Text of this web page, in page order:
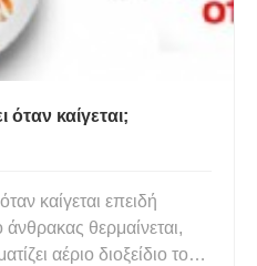
όταν καίγεται;
καίγεται επειδή
θερμαίνεται,
αέριο διοξείδιο του